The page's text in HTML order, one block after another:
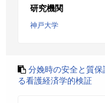
研究機関
神戸大学
分娩時の安全と質
る看護経済学的検証